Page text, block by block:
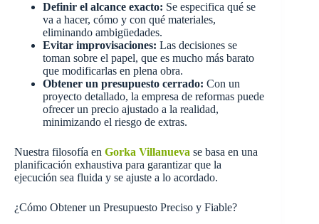
Definir el alcance exacto: Se especifica qué se
va a hacer, cómo y con qué materiales,
eliminando ambigüedades.
Evitar improvisaciones: Las decisiones se
toman sobre el papel, que es mucho más barato
que modificarlas en plena obra.
Obtener un presupuesto cerrado: Con un
proyecto detallado, la empresa de reformas puede
ofrecer un precio ajustado a la realidad,
minimizando el riesgo de extras.
Nuestra filosofía en Gorka Villanueva se basa en una
planificación exhaustiva para garantizar que la
ejecución sea fluida y se ajuste a lo acordado.
¿Cómo Obtener un Presupuesto Preciso y Fiable?